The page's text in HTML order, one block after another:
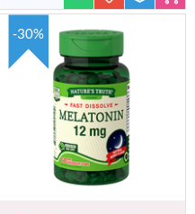
-30%